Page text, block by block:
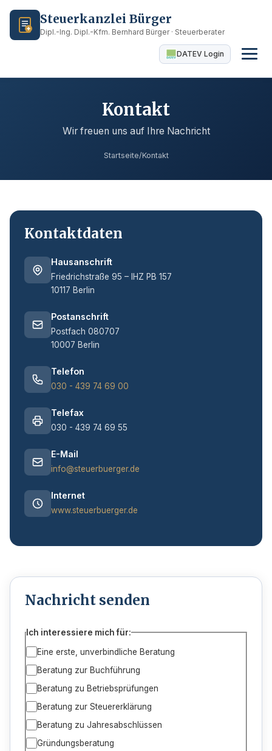
Steuerkanzlei Bürger
Dipl.-Ing. Dipl.-Kfm. Bernhard Bürger · Steuerberater
DATEV Login
Kontakt
Wir freuen uns auf Ihre Nachricht
Startseite/Kontakt
Kontaktdaten
Hausanschrift
Friedrichstraße 95 – IHZ PB 157
10117 Berlin
Postanschrift
Postfach 080707
10007 Berlin
Telefon
030 - 439 74 69 00
Telefax
030 - 439 74 69 55
E-Mail
info@steuerbuerger.de
Internet
www.steuerbuerger.de
Nachricht senden
Ich interessiere mich für:
Eine erste, unverbindliche Beratung
Beratung zur Buchführung
Beratung zu Betriebsprüfungen
Beratung zur Steuererklärung
Beratung zu Jahresabschlüssen
Gründungsberatung